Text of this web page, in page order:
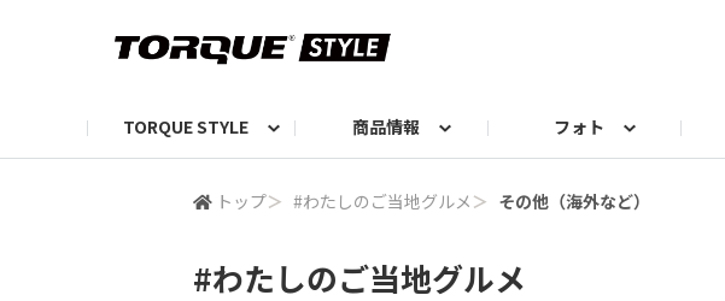
TORQUE STYLE 商品情報 フォト
トップ＞ #わたしのご当地グルメ ＞ その他（海外など）
#わたしのご当地グルメ